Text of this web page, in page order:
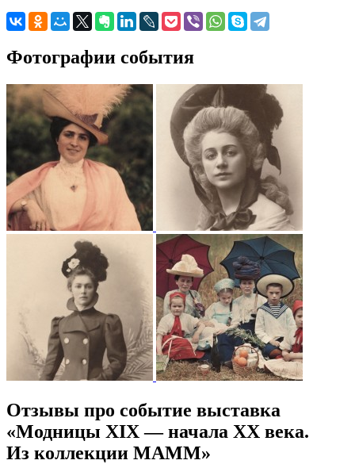
Фотографии события
Отзывы про событие выставка
«Модницы XIX — начала ХХ века.
Из коллекции МАММ»